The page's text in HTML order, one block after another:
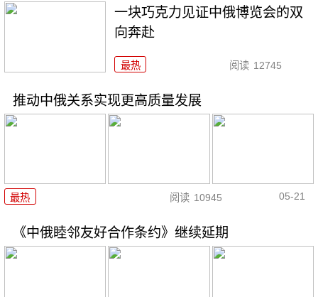
一块巧克力见证中俄博览会的双
向奔赴
最热 阅读 12745
推动中俄关系实现更高质量发展
最热 阅读 10945 05-21
《中俄睦邻友好合作条约》继续延期